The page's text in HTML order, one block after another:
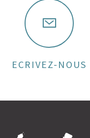
ECRIVEZ-NOUS